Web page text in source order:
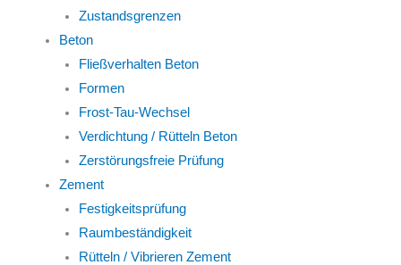
Zustandsgrenzen
Beton
Fließverhalten Beton
Formen
Frost-Tau-Wechsel
Verdichtung / Rütteln Beton
Zerstörungsfreie Prüfung
Zement
Festigkeitsprüfung
Raumbeständigkeit
Rütteln / Vibrieren Zement